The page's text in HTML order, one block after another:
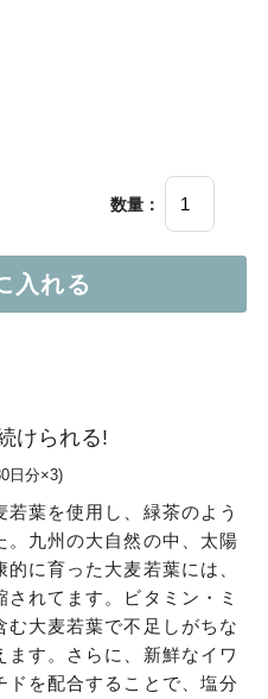
数量：
けられる!
日分×3)
葉を使用し、緑茶のよう
。九州の大自然の中、太陽
に育った大麦若葉には、
れてます。ビタミン・ミ
大麦若葉で不足しがちな
す。さらに、新鮮なイワ
ドを配合することで、塩分